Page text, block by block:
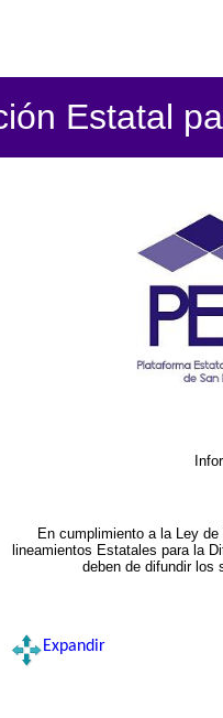
Estatal
En cumplimiento a la Ley
lineamientos Estatales para la
deben de difundir los
Expandir